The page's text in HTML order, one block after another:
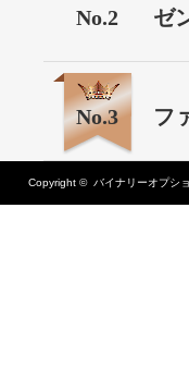
No.2 ゼ
No.3 フ
Copyright © バイナリーオプシ